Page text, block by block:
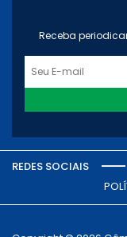
Receba
REDES SOCIAIS